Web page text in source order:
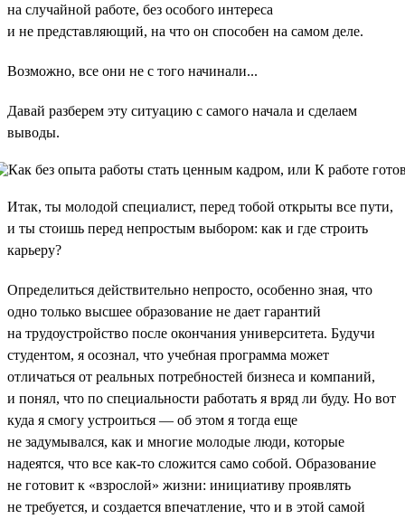
на случайной работе, без особого интереса
и не представляющий, на что он способен на самом деле.
Возможно, все они не с того начинали...
Давай разберем эту ситуацию с самого начала и сделаем
выводы.
Итак, ты молодой специалист, перед тобой открыты все пути,
и ты стоишь перед непростым выбором: как и где строить
карьеру?
Определиться действительно непросто, особенно зная, что
одно только высшее образование не дает гарантий
на трудоустройство после окончания университета. Будучи
студентом, я осознал, что учебная программа может
отличаться от реальных потребностей бизнеса и компаний,
и понял, что по специальности работать я вряд ли буду. Но вот
куда я смогу устроиться — об этом я тогда еще
не задумывался, как и многие молодые люди, которые
надеятся, что все как-то сложится само собой. Образование
не готовит к «взрослой» жизни: инициативу проявлять
не требуется, и создается впечатление, что и в этой самой